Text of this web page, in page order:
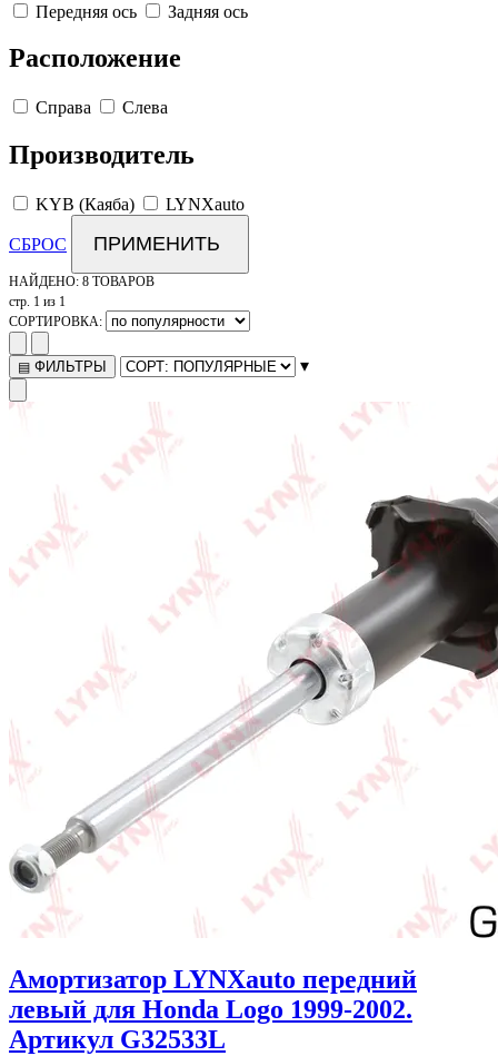
Передняя ось Задняя ось
Расположение
Справа Слева
Производитель
KYB (Каяба) LYNXauto
СБРОС ПРИМЕНИТЬ
НАЙДЕНО: 8 ТОВАРОВ
стр. 1 из 1
СОРТИРОВКА:
▤ ФИЛЬТРЫ ▾
Амортизатор LYNXauto передний
левый для Honda Logo 1999-2002.
Артикул G32533L